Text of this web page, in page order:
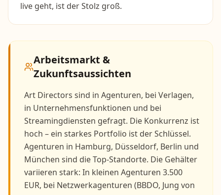
live geht, ist der Stolz groß.
Arbeitsmarkt &
Zukunftsaussichten
Art Directors sind in Agenturen, bei Verlagen,
in Unternehmensfunktionen und bei
Streamingdiensten gefragt. Die Konkurrenz ist
hoch – ein starkes Portfolio ist der Schlüssel.
Agenturen in Hamburg, Düsseldorf, Berlin und
München sind die Top-Standorte. Die Gehälter
variieren stark: In kleinen Agenturen 3.500
EUR, bei Netzwerkagenturen (BBDO, Jung von